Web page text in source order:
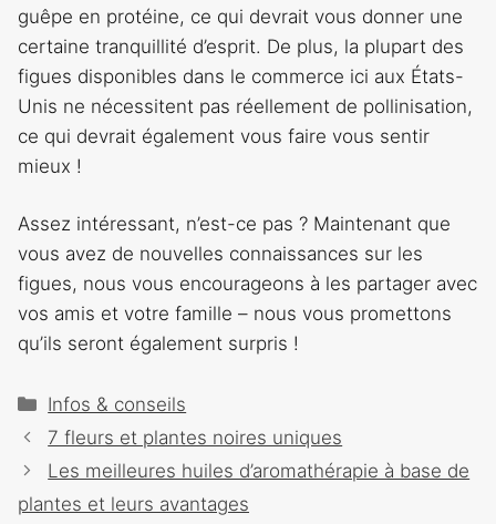
guêpe en protéine, ce qui devrait vous donner une
certaine tranquillité d’esprit. De plus, la plupart des
figues disponibles dans le commerce ici aux États-
Unis ne nécessitent pas réellement de pollinisation,
ce qui devrait également vous faire vous sentir
mieux !
Assez intéressant, n’est-ce pas ? Maintenant que
vous avez de nouvelles connaissances sur les
figues, nous vous encourageons à les partager avec
vos amis et votre famille – nous vous promettons
qu’ils seront également surpris !
Catégories
Infos & conseils
Navigation
des
7 fleurs et plantes noires uniques
Les meilleures huiles d’aromathérapie à base de
plantes et leurs avantages